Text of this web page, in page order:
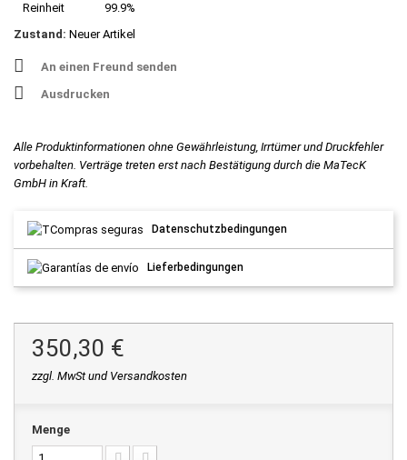
Reinheit
99.9%
Zustand: Neuer Artikel
An einen Freund senden
Ausdrucken
Alle Produktinformationen ohne Gewährleistung, Irrtümer und Druckfehler
vorbehalten. Verträge treten erst nach Bestätigung durch die MaTecK
GmbH in Kraft.
Datenschutzbedingungen
Lieferbedingungen
350,30 €
zzgl. MwSt und Versandkosten
Menge